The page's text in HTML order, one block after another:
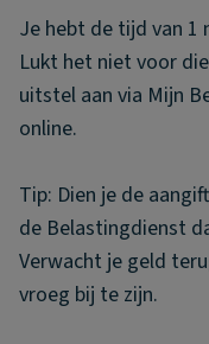
Je hebt de tijd van 1
Lukt het niet voor
uitstel aan via Mijn
online.
Tip: Dien je de
de Belastingdienst
Verwacht je geld
vroeg bij te zijn.